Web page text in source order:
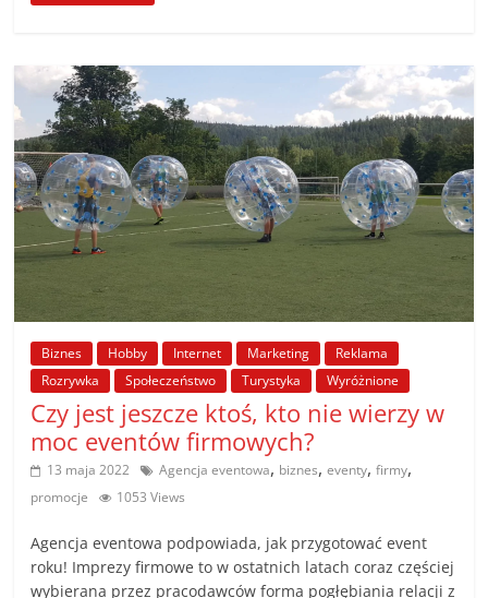
Biznes Hobby Internet Marketing
Reklama
Rozrywka
Społeczeństwo Turystyka Wyróżnione
Czy jest jeszcze ktoś, kto nie wierzy w
moc eventów firmowych?
13 maja 2022 Agencja eventowa, biznes,eventy,firmy,
promocje 1053 Views
Agencja eventowa podpowiada, jak przygotować event
roku! Imprezy firmowe to w ostatnich latach coraz częściej
wybierana przez pracodawców forma pogłębiania relacji z